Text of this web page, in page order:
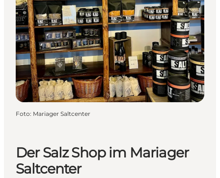
Natur
Städte und Orte
Das passiert
Reiseplanung
Praktische Informationen
Der Salz Shop im Mariager
Saltcenter
Foto: Mariager Saltcenter